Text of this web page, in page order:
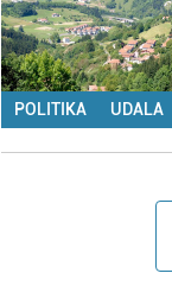
POLITIKA UDALA